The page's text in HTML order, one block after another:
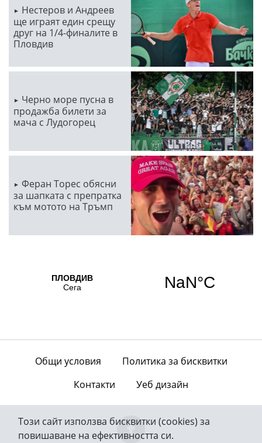
Нестеров и Андреев
ще играят един срещу
друг на 1/4-финалите в
Пловдив
Черно море пусна в
продажба билети за
мача с Лудогорец
Феран Торес обясни
за шапката с препратка
към мотото на Тръмп
Общи условия
Политика за бисквитки
Контакти
Уеб дизайн
Този сайт използва бисквитки (cookies) за
повишаване на ефективността си.